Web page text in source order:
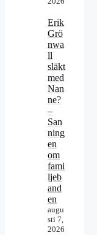
Erik
Grö
nwa
ll
släkt
med
Nan
ne?
–
San
ning
en
om
fami
ljeb
and
en
augu
sti 7,
2026